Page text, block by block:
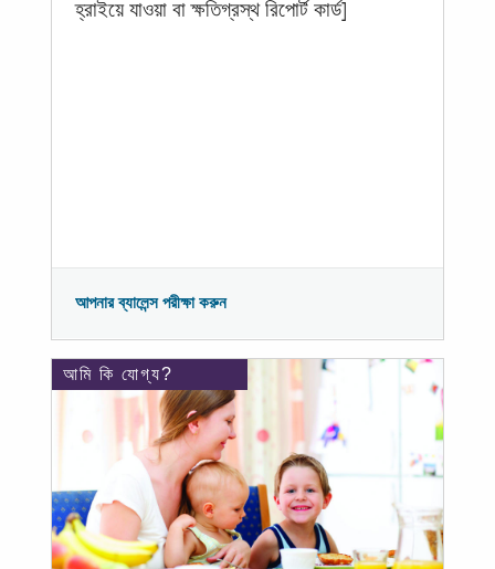
হ্রাইয়ে যাওয়া বা ক্ষতিগ্রস্থ রিপোর্ট কার্ড]
আপনার ব্যালেন্স পরীক্ষা করুন
আমি কি যোগ্য?